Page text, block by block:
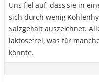
Uns fiel auf, dass sie in
sich durch wenig
Salzgehalt auszeichnet.
laktosefrei, was für
könnte.